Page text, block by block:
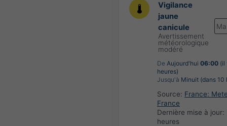
Vigilance
jaune
canicule
Avertissement
météorologique
modéré
De Aujourd'hui 06:00 (il
heures)
Jusqu'à Minuit (dans 10
Source: France:
France
Dernière mise à jour:
heures